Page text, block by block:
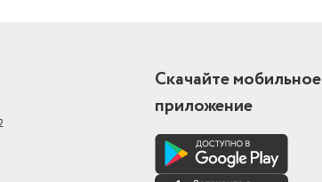
Скачайте мобильное
приложение